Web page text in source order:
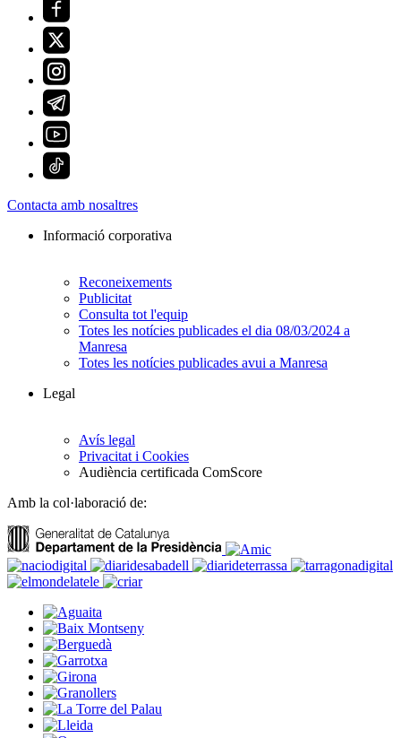
Contacta amb nosaltres
Informació corporativa
Reconeixements
Publicitat
Consulta tot l'equip
Totes les notícies publicades el dia 08/03/2024 a
Manresa
Totes les notícies publicades avui a Manresa
Legal
Avís legal
Privacitat i Cookies
Audiència certificada ComScore
Amb la col·laboració de: